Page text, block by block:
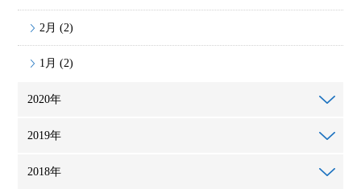
2月 (2)
1月 (2)
2020年
2019年
2018年